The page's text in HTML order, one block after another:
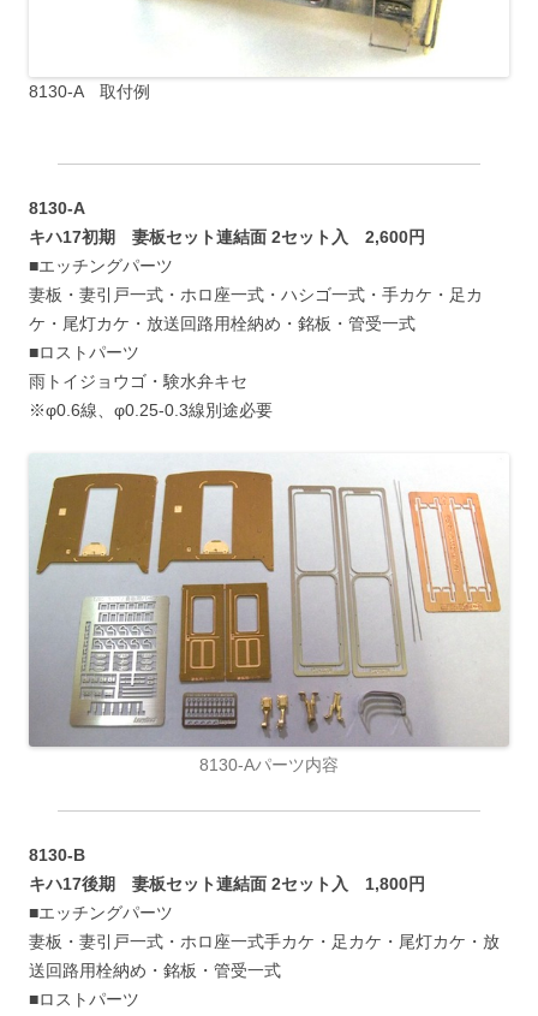
8130-A 取付例
8130-A
キハ17初期 妻板セット連結面 2セット入 2,600円
■エッチングパーツ
妻板・妻引戸一式・ホロ座一式・ハシゴ一式・手カケ・足カ
ケ・尾灯カケ・放送回路用栓納め・銘板・管受一式
■ロストパーツ
雨トイジョウゴ・験水弁キセ
※φ0.6線、φ0.25-0.3線別途必要
8130-Aパーツ内容
8130-B
キハ17後期 妻板セット連結面 2セット入 1,800円
■エッチングパーツ
妻板・妻引戸一式・ホロ座一式手カケ・足カケ・尾灯カケ・放
送回路用栓納め・銘板・管受一式
■ロストパーツ